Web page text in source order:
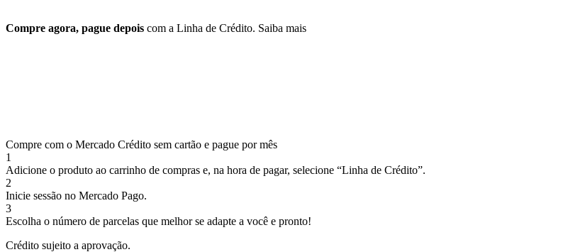
Compre agora, pague depois com a Linha de Crédito. Saiba mais
Compre com o Mercado Crédito sem cartão e pague por mês
1
Adicione o produto ao carrinho de compras e, na hora de pagar, selecione “Linha de Crédito”.
2
Inicie sessão no Mercado Pago.
3
Escolha o número de parcelas que melhor se adapte a você e pronto!
Crédito sujeito a aprovação.